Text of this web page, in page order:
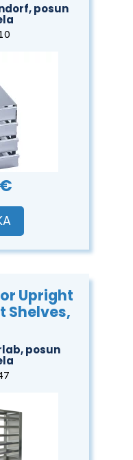
posun
Upright
Shelves,
posun